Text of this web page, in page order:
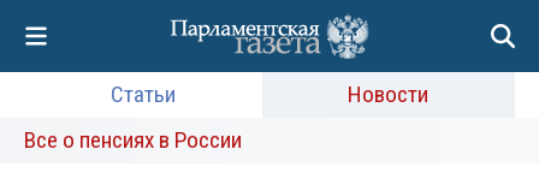
Статьи
Новости
Все о пенсиях в России